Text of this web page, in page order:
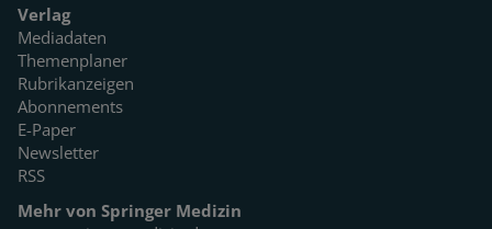
Verlag
Mediadaten
Themenplaner
Rubrikanzeigen
Abonnements
E-Paper
Newsletter
RSS
Mehr von Springer Medizin